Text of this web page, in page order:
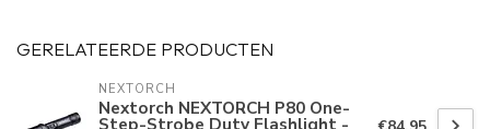
GERELATEERDE PRODUCTEN
NEXTORCH
Nextorch NEXTORCH P80 One-
Step-Strobe Duty Flashlight -